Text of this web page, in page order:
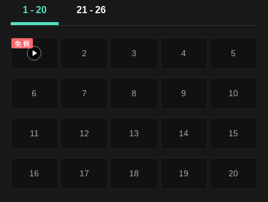
助萬獸王族重返家園的故事。
1 - 20 21 - 26
免費
1 2 3 4 5
6 7 8 9 10
11 12 13 14 15
16 17 18 19 20